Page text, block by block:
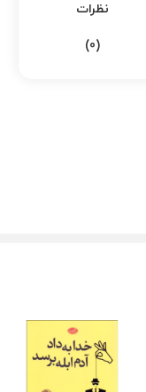
نظرات
(0)